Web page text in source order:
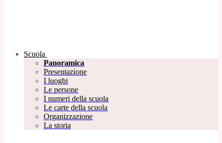
Scuola
Panoramica
Presentazione
I luoghi
Le persone
I numeri della scuola
Le carte della scuola
Organizzazione
La storia